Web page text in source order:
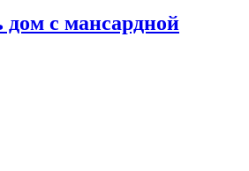
дом с мансардной